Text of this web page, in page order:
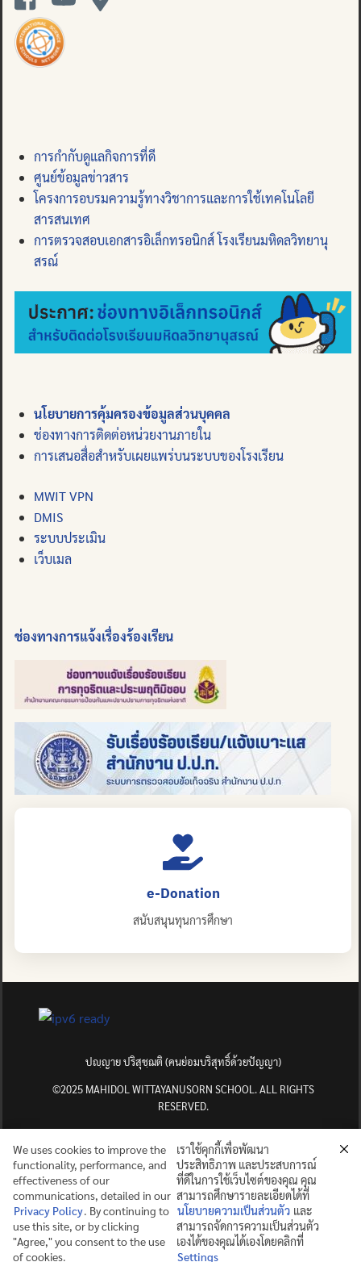
การกำกับดูแลกิจการที่ดี
ศูนย์ข้อมูลข่าวสาร
โครงการอบรมความรู้ทางวิชาการและการใช้เทคโนโลยี
สารสนเทศ
การตรวจสอบเอกสารอิเล็กทรอนิกส์ โรงเรียนมหิดลวิทยานุ
สรณ์
นโยบายการคุ้มครองข้อมูลส่วนบุคคล
ช่องทางการติดต่อหน่วยงานภายใน
การเสนอสื่อสำหรับเผยแพร่บนระบบของโรงเรียน
MWIT VPN
DMIS
ระบบประเมิน
เว็บเมล
ช่องทางการแจ้งเรื่องร้องเรียน
e-Donation
สนับสนุนทุนการศึกษา
ปญฺญาย ปริสุชฺฌติ (คนย่อมบริสุทธิ์ด้วยปัญญา)
©2025 MAHIDOL WITTAYANUSORN SCHOOL. ALL RIGHTS
RESERVED.
We uses cookies to improve the
functionality, performance, and
effectiveness of our
communications, detailed in our
Privacy Policy. By continuing to
use this site, or by clicking
"Agree," you consent to the use
of cookies.
เราใช้คุกกี้เพื่อพัฒนา
ประสิทธิภาพ และประสบการณ์
ที่ดีในการใช้เว็บไซต์ของคุณ คุณ
สามารถศึกษารายละเอียดได้ที่
นโยบายความเป็นส่วนตัว และ
สามารถจัดการความเป็นส่วนตัว
เองได้ของคุณได้เองโดยคลิกที่
Settings